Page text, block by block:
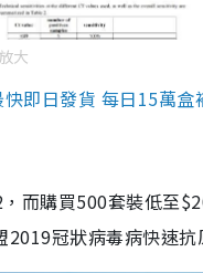
大
即日發貨 每日15萬盒
而購買500套裝低至
冠狀病毒病快速抗